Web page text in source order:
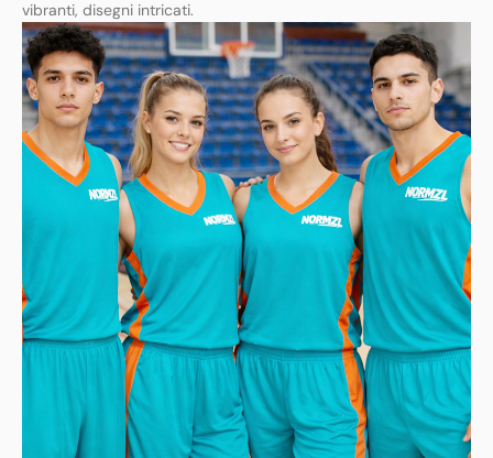
vibranti, disegni intricati.